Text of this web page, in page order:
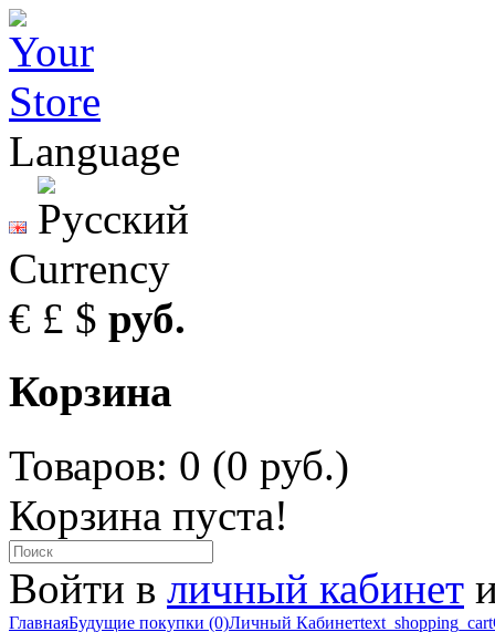
Language
Currency
€ £ $ руб.
Корзина
Товаров: 0 (0 руб.)
Корзина пуста!
Войти в личный кабинет
ГлавнаяБудущие покупки (0)Личный Кабинетtext_shopping_cart